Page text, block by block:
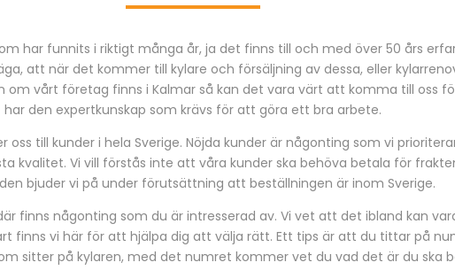
har funnits i riktigt många år, ja det finns till och med över 50 års
att när det kommer till kylare och försäljning av dessa, eller
om vårt företag finns i Kalmar så kan det vara värt att komma till oss
har den expertkunskap som krävs för att göra ett bra arbete.
oss till kunder i hela Sverige. Nöjda kunder är någonting som vi
kvalitet. Vi vill förstås inte att våra kunder ska behöva betala för
bjuder vi på under förutsättning att beställningen är inom Sverige.
finns någonting som du är intresserad av. Vi vet att det ibland kan
finns vi här för att hjälpa dig att välja rätt. Ett tips är att du tittar på
sitter på kylaren, med det numret kommer vet du vad det är du ska